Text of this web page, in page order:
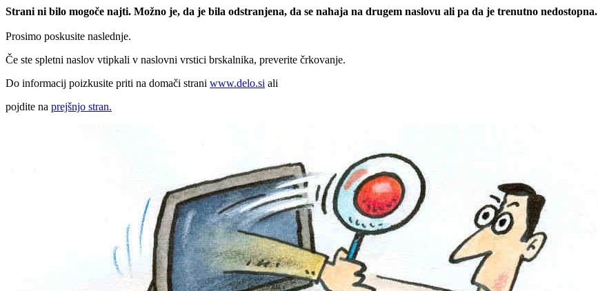
Strani ni bilo mogoče najti. Možno je, da je bila odstranjena, da se nahaja na drugem naslovu ali pa da je trenutno nedostopna.
Prosimo poskusite naslednje.
Če ste spletni naslov vtipkali v naslovni vrstici brskalnika, preverite črkovanje.
Do informacij poizkusite priti na domači strani www.delo.si ali
pojdite na prejšnjo stran.